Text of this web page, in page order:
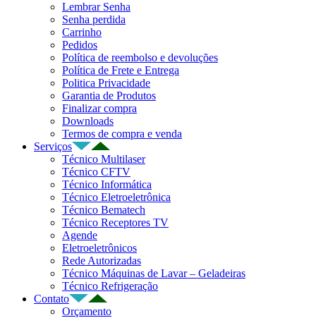
Lembrar Senha
Senha perdida
Carrinho
Pedidos
Política de reembolso e devoluções
Política de Frete e Entrega
Politica Privacidade
Garantia de Produtos
Finalizar compra
Downloads
Termos de compra e venda
Serviços
Técnico Multilaser
Técnico CFTV
Técnico Informática
Técnico Eletroeletrônica
Técnico Bematech
Técnico Receptores TV
Agende
Eletroeletrônicos
Rede Autorizadas
Técnico Máquinas de Lavar – Geladeiras
Técnico Refrigeração
Contato
Orçamento